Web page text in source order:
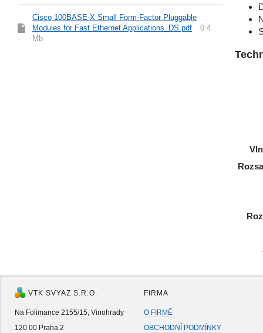
Cisco 100BASE-X Small Form-Factor Pluggable
Modules for Fast Ethernet Applications_DS.pdf
0.4
Mb
VTK SVYAZ S.R.O.
Na Folimance 2155/15, Vinohrady
120 00 Praha 2
FIRMA
O FIRMĚ
OBCHODNÍ PODMÍNKY